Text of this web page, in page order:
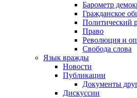
Барометр
Гражданское
Политический
Право
Революция и
Свобода слова
Язык вражды
Новости
Публикации
Документы
Дискуссии